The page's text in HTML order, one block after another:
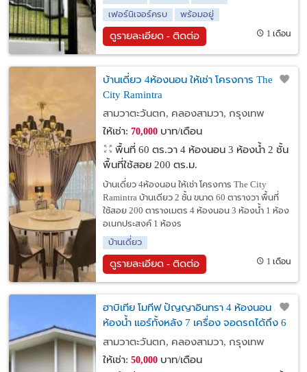
เฟอร์นิเจอร์ครบ
พร้อมอยู่
ดูรายละเอียด - ติดต่อ 1 เดือน
บ้านเดี่ยว 4ห้องนอน ให้เช่า โครงการ The
City Ramintra
สามวาตะวันตก, คลองสามวา, กรุงเทพ
ให้เช่า: 70,000บาท/เดือน
พื้นที่ 60 ตร.วา 4 ห้องนอน 3 ห้องน้ำ 2 ชั้น
พื้นที่ใช้สอย 200 ตร.ม.
บ้านเดี่ยว 4ห้องนอน ให้เช่า โครงการ The City
Ramintra บ้านเดียว 2 ชั้น ขนาด 60 ตารางวา พื้นที่
ใช้สอย 200 ตารางเมตร 4 ห้องนอน 3 ห้องน้ำ 1 ห้อง
อเนกประสงค์ 1 ห้องร
บ้านเดี่ยว
ดูรายละเอียด - ติดต่อ 1 เดือน
ฮาบิเทีย โมทีฟ ปัญญาอินทรา 4 ห้องนอน 3
ห้องน้ำ แอร์ทั้งหลัง 7 เครื่อง จอดรถได้ถึง 6
คัน
สามวาตะวันตก, คลองสามวา, กรุงเทพ
ให้เช่า: 50,000บาท/เดือน